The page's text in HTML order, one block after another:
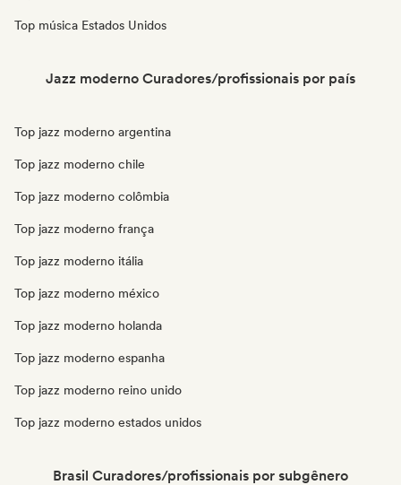
Top música Estados Unidos
Jazz moderno Curadores/profissionais por país
Top jazz moderno argentina
Top jazz moderno chile
Top jazz moderno colômbia
Top jazz moderno frança
Top jazz moderno itália
Top jazz moderno méxico
Top jazz moderno holanda
Top jazz moderno espanha
Top jazz moderno reino unido
Top jazz moderno estados unidos
Brasil Curadores/profissionais por subgênero